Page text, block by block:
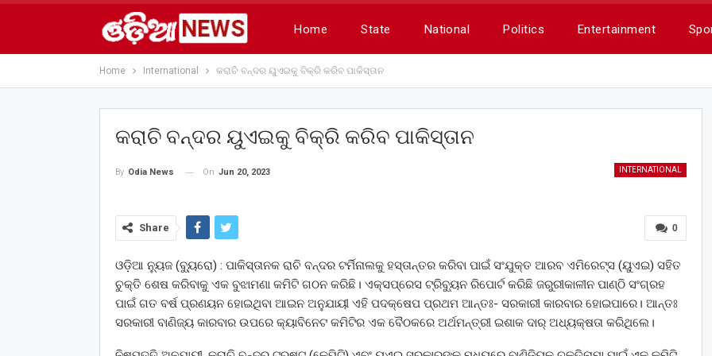
Home State National Politics Entertainment
Home International କରାଚି ବନ୍ଦର ୟୁଏଇକୁ ବିକ୍ରି କରିବ ପାକିସ୍ତାନ
କରାଚି ବନ୍ଦର ୟୁଏଇକୁ ବିକ୍ରି କରିବ ପାକିସ୍ତାନ
INTERNATIONAL
By Odia News On Jun 20, 2023
0
Share
ଓଡ଼ିଆ ନ୍ୟୁଜ (ବ୍ୟୁ୍ରୋ) : ପାକିସ୍ତାନକ ରାଚି ବନ୍ଦର ଟର୍ମିନାଲକୁ ହସ୍ତାନ୍ତର କରିବା ପାଇଁ ସଂଯୁକ୍ତ ଆରବ ଏମିରେଟ୍ସ (ୟୁଏଇ) ସହିତ
ଚୁକ୍ତି ଶେଷ କରିବାକୁ ଏକ ବୁଝାମଣା କମିଟି ଗଠନ କରିଛି। ଏକ୍ସପ୍ରେସ ଟ୍ରିବ୍ୟୁନ ରିପୋର୍ଟ କରିଛି ଜରୁରୀକାଳୀନ ପାଣ୍ଠି ସଂଗ୍ରହ
ପାଇଁ ଗତ ବର୍ଷ ପ୍ରଣୟନ ହୋଇଥିବା ଆଇନ ଅନୁଯାୟୀ ଏହି ପଦକ୍ଷେପ ପ୍ରଥମ ଆନ୍ତଃ- ସରକାରୀ କାରବାର ହୋଇପାରେ। ଆନ୍ତଃ
ସରକାରୀ ବାଣିଜ୍ୟ କାରବାର ଉପରେ କ୍ୟାବିନେଟ କମିଟିର ଏକ ବୈଠକରେ ଅର୍ଥମନ୍ତ୍ରୀ ଇଶାକ ଦାର୍‌ ଅଧ୍ୟକ୍ଷତା କରିଥିଲେ।